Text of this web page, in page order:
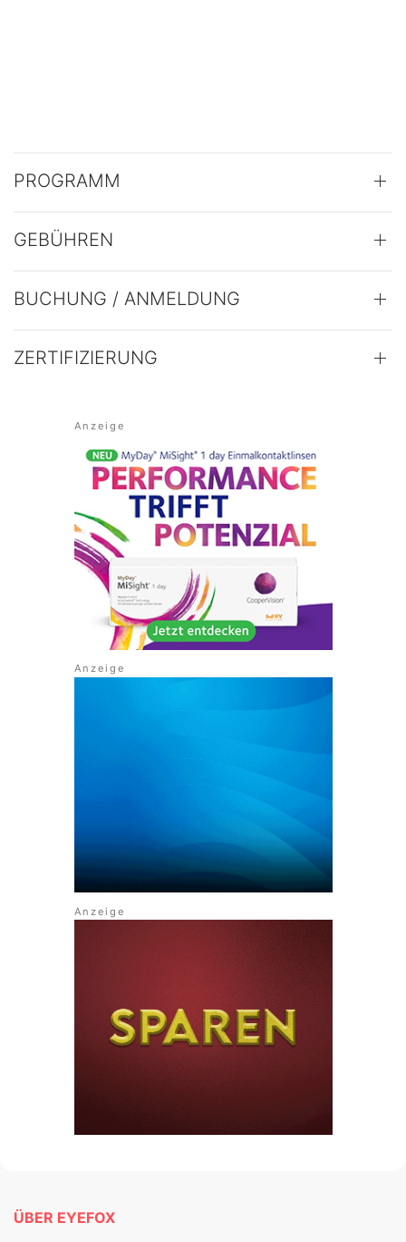
PROGRAMM
GEBÜHREN
BUCHUNG / ANMELDUNG
ZERTIFIZIERUNG
ÜBER EYEFOX